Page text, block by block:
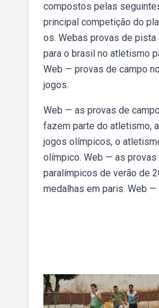
compostos pelas
principal competição do
os. Webas provas de
para o brasil no atletismo
Web — provas de campo
jogos.
Web — as provas de
fazem parte do atletismo,
jogos olímpicos, o
olímpico. Web — as
paralímpicos de verão de
medalhas em paris. Web